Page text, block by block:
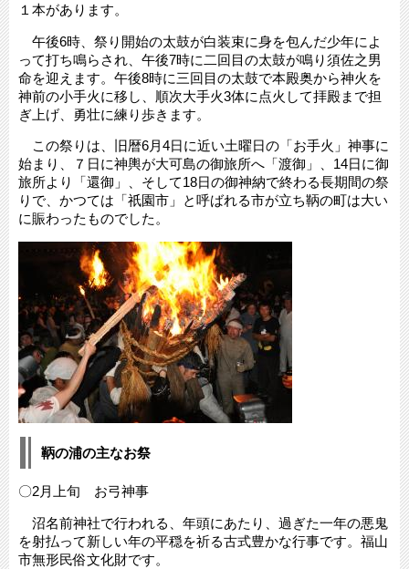
１本があります。
午後6時、祭り開始の太鼓が白装束に身を包んだ少年によ
って打ち鳴らされ、午後7時に二回目の太鼓が鳴り須佐之男
命を迎えます。午後8時に三回目の太鼓で本殿奥から神火を
神前の小手火に移し、順次大手火3体に点火して拝殿まで担
ぎ上げ、勇壮に練り歩きます。
この祭りは、旧暦6月4日に近い土曜日の「お手火」神事に
始まり、７日に神輿が大可島の御旅所へ「渡御」、14日に御
旅所より「還御」、そして18日の御神納で終わる長期間の祭
りで、かつては「祇園市」と呼ばれる市が立ち鞆の町は大い
に賑わったものでした。
鞆の浦の主なお祭
〇2月上旬 お弓神事
沼名前神社で行われる、年頭にあたり、過ぎた一年の悪鬼
を射払って新しい年の平穏を祈る古式豊かな行事です。福山
市無形民俗文化財です。